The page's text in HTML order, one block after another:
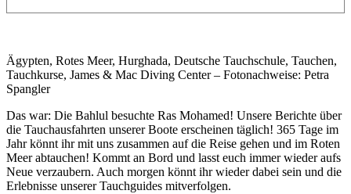
Ägypten, Rotes Meer, Hurghada, Deutsche Tauchschule, Tauchen,
Tauchkurse, James & Mac Diving Center – Fotonachweise: Petra
Spangler
Das war: Die Bahlul besuchte Ras Mohamed! Unsere Berichte über
die Tauchausfahrten unserer Boote erscheinen täglich! 365 Tage im
Jahr könnt ihr mit uns zusammen auf die Reise gehen und im Roten
Meer abtauchen! Kommt an Bord und lasst euch immer wieder aufs
Neue verzaubern. Auch morgen könnt ihr wieder dabei sein und die
Erlebnisse unserer Tauchguides mitverfolgen.